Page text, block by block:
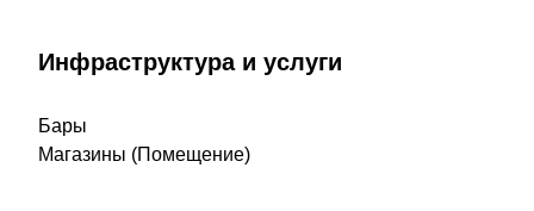
Инфраструктура и услуги
Бары
Магазины (Помещение)